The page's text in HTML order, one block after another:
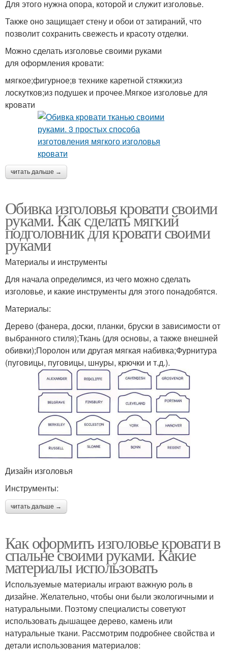
Для этого нужна опора, которой и служит изголовье.
Также оно защищает стену и обои от затираний, что
позволит сохранить свежесть и красоту отделки.
Можно сделать изголовье своими руками
для оформления кровати:
мягкое;фигурное;в технике каретной стяжки;из
лоскутков;из подушек и прочее.Мягкое изголовье для
кровати
читать дальше →
Обивка изголовья кровати своими
руками. Как сделать мягкий
подголовник для кровати своими
руками
Материалы и инструменты
Для начала определимся, из чего можно сделать
изголовье, и какие инструменты для этого понадобятся.
Материалы:
Дерево (фанера, доски, планки, бруски в зависимости от
выбранного стиля);Ткань (для основы, а также внешней
обивки);Поролон или другая мягкая набивка;Фурнитура
(пуговицы, пуговицы, шнуры, крючки и т.д.).
Дизайн изголовья
Инструменты:
читать дальше →
Как оформить изголовье кровати в
спальне своими руками. Какие
материалы использовать
Используемые материалы играют важную роль в
дизайне. Желательно, чтобы они были экологичными и
натуральными. Поэтому специалисты советуют
использовать дышащее дерево, камень или
натуральные ткани. Рассмотрим подробнее свойства и
детали использования материалов: